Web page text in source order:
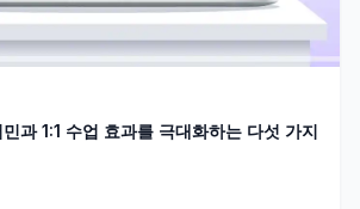
과 1:1 수업 효과를 극대화하는 다섯 가지